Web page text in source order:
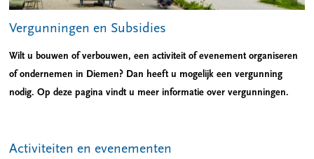
Vergunningen en Subsidies
Wilt u bouwen of verbouwen, een activiteit of evenement organiseren
of ondernemen in Diemen? Dan heeft u mogelijk een vergunning
nodig. Op deze pagina vindt u meer informatie over vergunningen.
Activiteiten en evenementen